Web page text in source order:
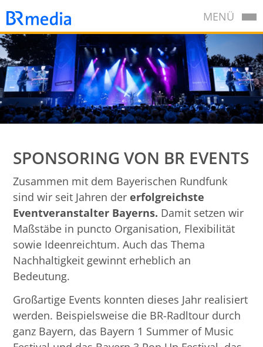
MENÜ
SPONSORING VON BR EVENTS
Zusammen mit dem Bayerischen Rundfunk
sind wir seit Jahren dererfolgreichste
Eventveranstalter Bayerns. Damit setzen wir
Maßstäbe in puncto Organisation, Flexibilität
sowie Ideenreichtum. Auch das Thema
Nachhaltigkeit gewinnt erheblich an
Bedeutung.
Großartige Events konnten dieses Jahr realisiert
werden. Beispielsweise die BR-Radltour durch
ganz Bayern, das Bayern 1 Summer of Music